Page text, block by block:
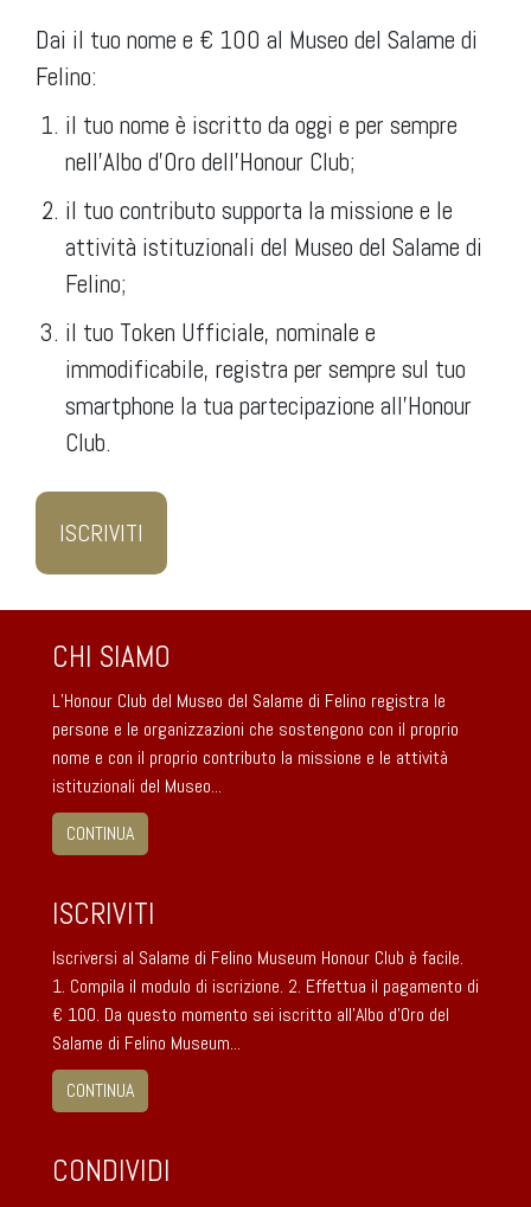
Dai il tuo nome e € 100 al Museo del Salame di
Felino:
il tuo nome è iscritto da oggi e per sempre
nell’Albo d’Oro dell’Honour Club;
il tuo contributo supporta la missione e le
attività istituzionali del Museo del Salame di
Felino;
il tuo Token Ufficiale, nominale e
immodificabile, registra per sempre sul tuo
smartphone la tua partecipazione all’Honour
Club.
ISCRIVITI
CHI SIAMO
L’Honour Club del Museo del Salame di Felino registra le
persone e le organizzazioni che sostengono con il proprio
nome e con il proprio contributo la missione e le attività
istituzionali del Museo...
CONTINUA
ISCRIVITI
Iscriversi al Salame di Felino Museum Honour Club è facile.
1. Compila il modulo di iscrizione. 2. Effettua il pagamento di
€ 100. Da questo momento sei iscritto all’Albo d’Oro del
Salame di Felino Museum...
CONTINUA
CONDIVIDI